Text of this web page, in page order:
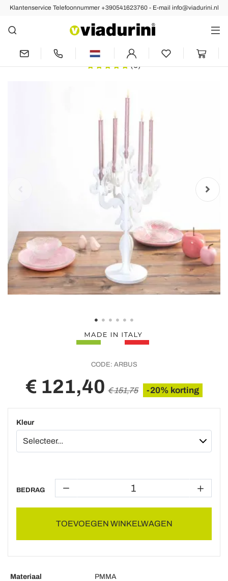
Klantenservice Telefoonnummer +390541623760 - E-mail info@viadurini.nl
Vorige Volgende
Klassieke medium design kandelaar 5
armen in plexiglas, Aragona
(0)
CODE: ARBUS
€ 121,40 € 151,75 -20% korting
Kleur
BEDRAG
TOEVOEGEN WINKELWAGEN
Materiaal
PMMA